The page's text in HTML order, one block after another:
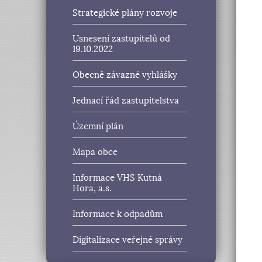
Strategické plány rozvoje
Usnesení zastupitelů od
19.10.2022
Obecně závazné vyhlášky
Jednací řád zastupitelstva
Územní plán
Mapa obce
Informace VHS Kutná
Hora, a.s.
Informace k odpadům
Digitalizace veřejné správy